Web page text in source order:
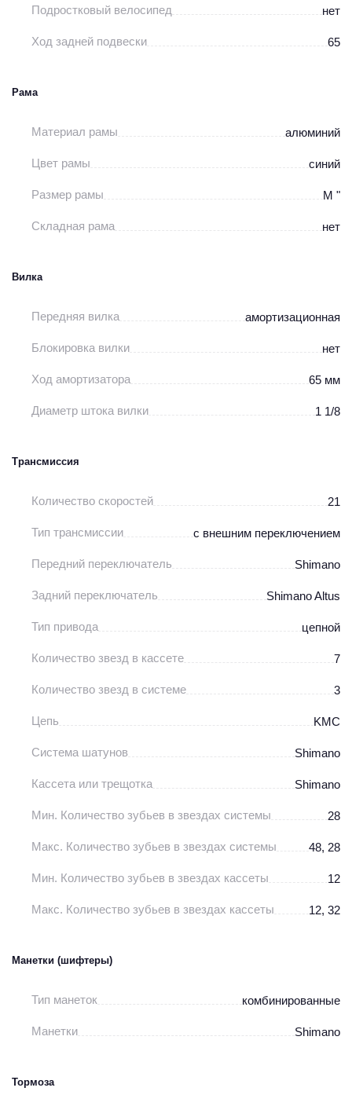
Подростковый велосипед нет
Ход задней подвески 65
Рама
Материал рамы алюминий
Цвет рамы синий
Размер рамы М "
Складная рама нет
Вилка
Передняя вилка амортизационная
Блокировка вилки нет
Ход амортизатора 65 мм
Диаметр штока вилки 1 1/8
Трансмиссия
Количество скоростей 21
Тип трансмиссии с внешним переключением
Передний переключатель Shimano
Задний переключатель Shimano Altus
Тип привода цепной
Количество звезд в кассете 7
Количество звезд в системе 3
Цепь KMC
Система шатунов Shimano
Кассета или трещотка Shimano
Мин. Количество зубьев в звездах системы 28
Макс. Количество зубьев в звездах системы 48, 28
Мин. Количество зубьев в звездах кассеты 12
Макс. Количество зубьев в звездах кассеты 12, 32
Манетки (шифтеры)
Тип манеток комбинированные
Манетки Shimano
Тормоза